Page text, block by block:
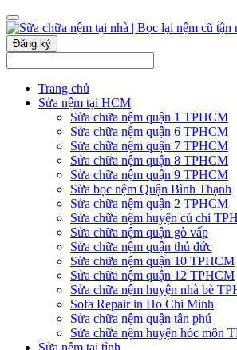
Đăng ký
Trang chủ
Sửa nệm tại HCM
Sửa chữa nệm quận 1 TPHCM
Sửa chữa nệm quận 6 TPHCM
Sửa chữa nệm quận 7 TPHCM
Sửa chữa nệm quận 8 TPHCM
Sửa chữa nệm quận 9 TPHCM
Sửa bọc nệm Quận Bình Thạnh
Sửa chữa nệm quận 2 TPHCM
Sửa chữa nệm huyện củ chi
Sửa chữa nệm quận gò vấp
Sửa chữa nệm quận thủ đức
Sửa chữa nệm quận 10 TPHCM
Sửa chữa nệm quận 12 TPHCM
Sửa chữa nệm huyện nhà bè
Sofa Repair in Ho Chi Minh
Sửa chữa nệm quận tân phú
Sửa chữa nệm huyện hóc môn
Sửa nệm tại tỉnh